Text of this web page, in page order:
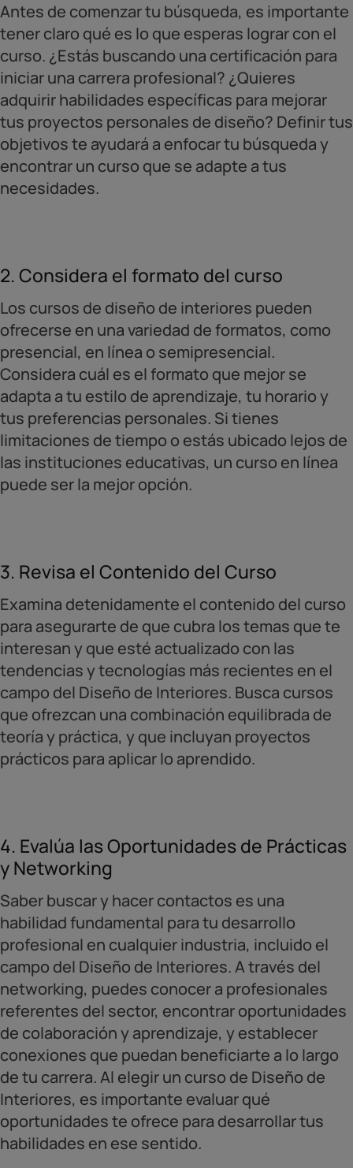
Antes de comenzar tu búsqueda, es importante
tener claro qué es lo que esperas lograr con el
curso. ¿Estás buscando una certificación para
iniciar una carrera profesional? ¿Quieres
adquirir habilidades específicas para mejorar
tus proyectos personales de diseño? Definir tus
objetivos te ayudará a enfocar tu búsqueda y
encontrar un curso que se adapte a tus
necesidades.
2. Considera el formato del curso
Los cursos de diseño de interiores pueden
ofrecerse en una variedad de formatos, como
presencial, en línea o semipresencial.
Considera cuál es el formato que mejor se
adapta a tu estilo de aprendizaje, tu horario y
tus preferencias personales. Si tienes
limitaciones de tiempo o estás ubicado lejos de
las instituciones educativas, un curso en línea
puede ser la mejor opción.
3. Revisa el Contenido del Curso
Examina detenidamente el contenido del curso
para asegurarte de que cubra los temas que te
interesan y que esté actualizado con las
tendencias y tecnologías más recientes en el
campo del Diseño de Interiores. Busca cursos
que ofrezcan una combinación equilibrada de
teoría y práctica, y que incluyan proyectos
prácticos para aplicar lo aprendido.
4. Evalúa las Oportunidades de Prácticas
y Networking
Saber buscar y hacer contactos es una
habilidad fundamental para tu desarrollo
profesional en cualquier industria, incluido el
campo del Diseño de Interiores. A través del
networking, puedes conocer a profesionales
referentes del sector, encontrar oportunidades
de colaboración y aprendizaje, y establecer
conexiones que puedan beneficiarte a lo largo
de tu carrera. Al elegir un curso de Diseño de
Interiores, es importante evaluar qué
oportunidades te ofrece para desarrollar tus
habilidades en ese sentido.